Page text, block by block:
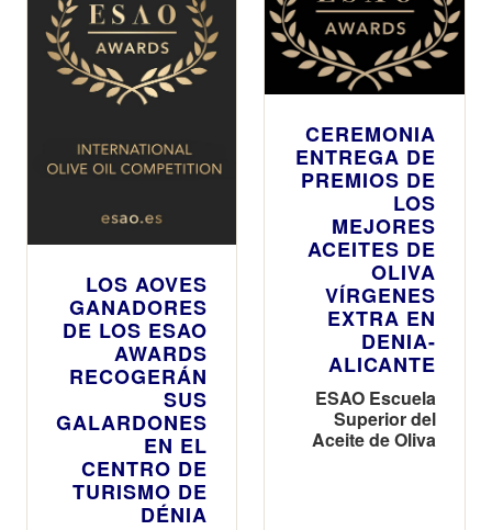
LOS AOVES
GANADORES
DE LOS ESAO
AWARDS
RECOGERÁN
SUS
GALARDONES
EN EL
CENTRO DE
TURISMO DE
DÉNIA
CEREMONIA
ENTREGA DE
PREMIOS DE
LOS
MEJORES
ACEITES DE
OLIVA
VÍRGENES
EXTRA EN
DENIA-
ALICANTE
ESAO Escuela
Superior del
Aceite de Oliva